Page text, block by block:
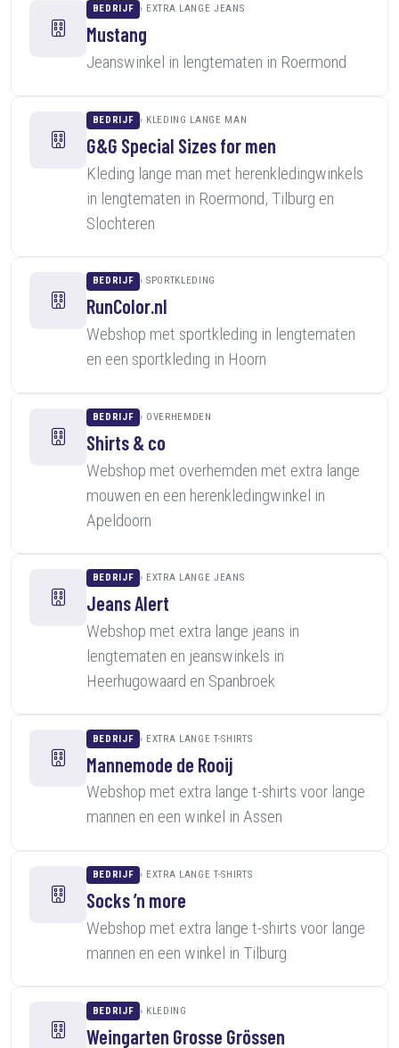
BEDRIJF EXTRA LANGE JEANS
Mustang
Jeanswinkel in lengtematen in Roermond
BEDRIJF KLEDING LANGE MAN
G&G Special Sizes for men
Kleding lange man met herenkledingwinkels
in lengtematen in Roermond, Tilburg en
Slochteren
BEDRIJF SPORTKLEDING
RunColor.nl
Webshop met sportkleding in lengtematen
en een sportkleding in Hoorn
BEDRIJF OVERHEMDEN
Shirts & co
Webshop met overhemden met extra lange
mouwen en een herenkledingwinkel in
Apeldoorn
BEDRIJF EXTRA LANGE JEANS
Jeans Alert
Webshop met extra lange jeans in
lengtematen en jeanswinkels in
Heerhugowaard en Spanbroek
BEDRIJF EXTRA LANGE T-SHIRTS
Mannemode de Rooij
Webshop met extra lange t-shirts voor lange
mannen en een winkel in Assen
BEDRIJF EXTRA LANGE T-SHIRTS
Socks ’n more
Webshop met extra lange t-shirts voor lange
mannen en een winkel in Tilburg
BEDRIJF KLEDING
Weingarten Grosse Grössen